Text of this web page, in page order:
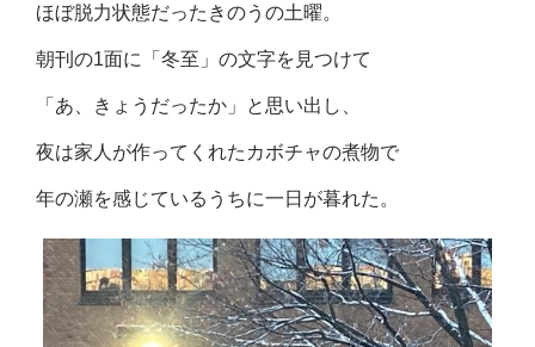
ほぼ脱力状態だったきのうの土曜。
朝刊の1面に「冬至」の文字を見つけて
「あ、きょうだったか」と思い出し、
夜は家人が作ってくれたカボチャの煮物で
年の瀬を感じているうちに一日が暮れた。